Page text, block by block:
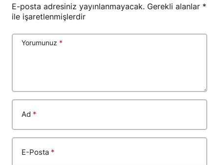
E-posta adresiniz yayınlanmayacak. Gerekli alanlar *
ile işaretlenmişlerdir
Yorumunuz *
Ad *
E-Posta *